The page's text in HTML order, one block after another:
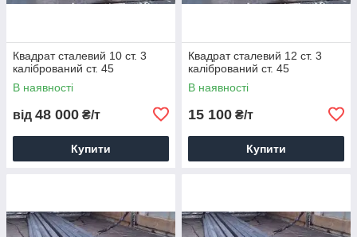
Квадрат сталевий 10 ст. 3
калібрований ст. 45
В наявності
від 48 000 ₴/т
Купити
Квадрат сталевий 12 ст. 3
калібрований ст. 45
В наявності
15 100 ₴/т
Купити